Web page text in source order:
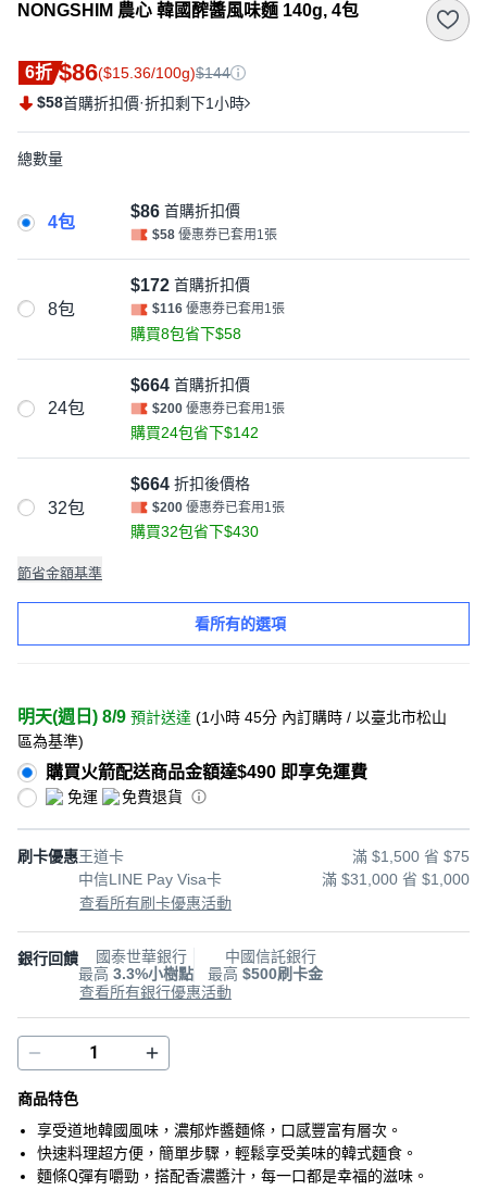
NONGSHIM 農心 韓國醡醬風味麵 140g, 4包
6折 $86($15.36/100g)$144
$58首購折扣價·折扣剩下1小時
總數量
4包
$86 首購折扣價
$58 優惠券已套用1張
8包
$172 首購折扣價
$116 優惠券已套用1張
購買8包省下$58
24包
$664 首購折扣價
$200 優惠券已套用1張
購買24包省下$142
32包
$664 折扣後價格
$200 優惠券已套用1張
購買32包省下$430
節省金額基準
看所有的選項
明天(週日) 8/9 預計送達 (1小時 45分 內訂購時 / 以臺北市松山
區為基準)
購買火箭配送商品金額達$490 即享免運費
免運 免費退貨
刷卡優惠王道卡
滿 $1,500 省 $75
中信LINE Pay Visa卡
滿 $31,000 省 $1,000
查看所有刷卡優惠活動
銀行回饋
國泰世華銀行
最高 3.3%小樹點
中國信託銀行
最高 $500刷卡金
查看所有銀行優惠活動
商品特色
享受道地韓國風味，濃郁炸醬麵條，口感豐富有層次。
快速料理超方便，簡單步驟，輕鬆享受美味的韓式麵食。
麵條Q彈有嚼勁，搭配香濃醬汁，每一口都是幸福的滋味。